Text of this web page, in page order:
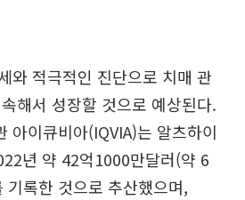
와 적극적인 진단으로 치매 관
해서 성장할 것으로 예상된다.
아이큐비아(IQVIA)는 알츠하이
년 약 42억1000만달러(약 6
록한 것으로 추산했으며,